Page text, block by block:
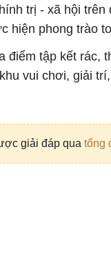
trị - xã hội
hiện phong trào
điểm tập kết
vui chơi, giải
giải đáp qua tổng